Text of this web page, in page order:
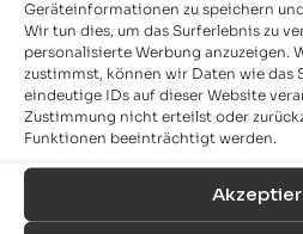
Geräteinformationen zu speichern
Wir tun dies, um das Surferlebnis zu
personalisierte Werbung anzuzeigen.
zustimmst, können wir Daten wie das
eindeutige IDs auf dieser Website
Zustimmung nicht erteilst oder
Funktionen beeinträchtigt werden.
Hallo Denise,
das ist eine gute Frage.
nie ausprobiert und
nichts dazu sagen.
Viele Grüße